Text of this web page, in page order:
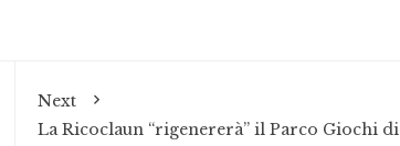
Next
La Ricoclaun “rigenererà” il Parco Giochi di